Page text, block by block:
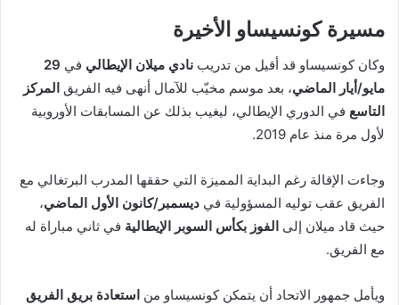
مسيرة كونسيساو الأخيرة
وكان كونسيساو قد أقيل من تدريب نادي ميلان الإيطالي في 29
مايو/أيار الماضي، بعد موسم مخيّب للآمال أنهى فيه الفريق المركز
التاسع في الدوري الإيطالي، ليغيب بذلك عن المسابقات الأوروبية
لأول مرة منذ عام 2019.
وجاءت الإقالة رغم البداية المميزة التي حققها المدرب البرتغالي مع
الفريق عقب توليه المسؤولية في ديسمبر/كانون الأول الماضي،
حيث قاد ميلان إلى الفوز بكأس السوبر الإيطالية في ثاني مباراة له
مع الفريق.
ويأمل جمهور الاتحاد أن يتمكن كونسيساو من استعادة بريق الفريق